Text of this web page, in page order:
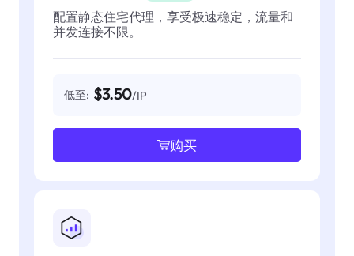
配置静态住宅代理，享受极速稳定，流量和
并发连接不限。
低至: $3.50/IP
购买